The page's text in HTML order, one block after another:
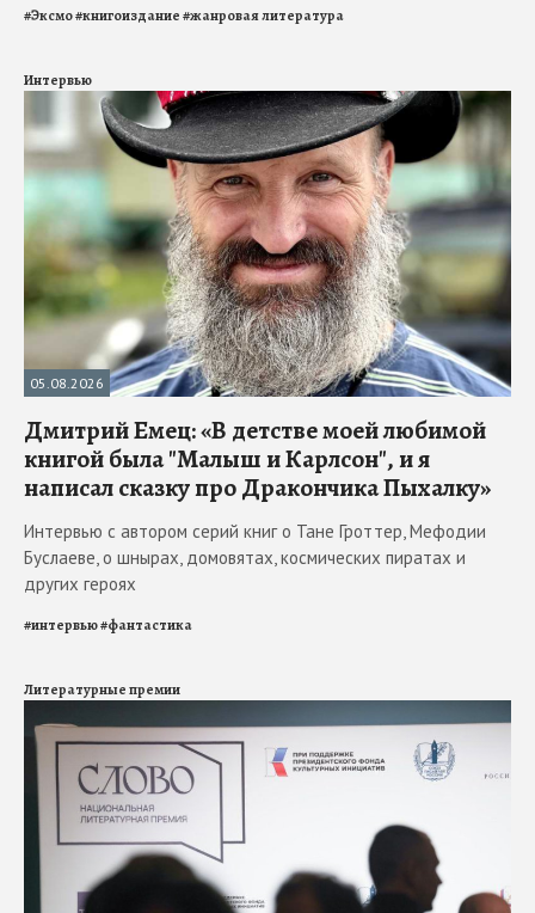
#Эксмо#книгоиздание#жанровая литература
Интервью
05.08.2026
Дмитрий Емец: «В детстве моей любимой
книгой была "Малыш и Карлсон", и я
написал сказку про Дракончика Пыхалку»
Интервью с автором серий книг о Тане Гроттер, Мефодии
Буслаеве, о шнырах, домовятах, космических пиратах и
других героях
#интервью#фантастика
Литературные премии